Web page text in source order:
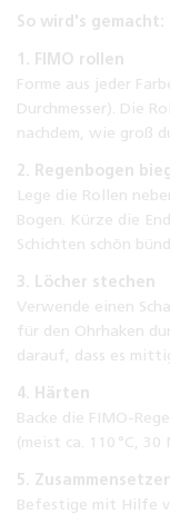
So wird's gemacht:
1. FIMO rollen
Forme aus jeder
Durchmesser). Die
nachdem, wie groß
2. Regenbogen
Lege die Rollen
Bogen. Kürze die
Schichten schön
3. Löcher stechen
Verwende einen
für den Ohrhaken
darauf, dass es
4. Härten
Backe die FIMO-
(meist ca. 110 °C,
5.
Befestige mit Hilfe